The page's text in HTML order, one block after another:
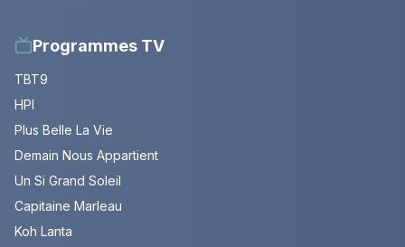
Programmes TV
TBT9
HPI
Plus Belle La Vie
Demain Nous Appartient
Un Si Grand Soleil
Capitaine Marleau
Koh Lanta